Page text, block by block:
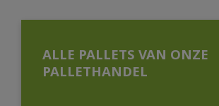
ALLE PALLETS VAN ONZE
PALLETHANDEL